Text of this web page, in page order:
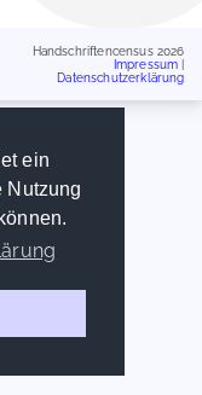
ein
Nutzung
Handschriftencensus 2026
Impressum
Datenschutzerklärung